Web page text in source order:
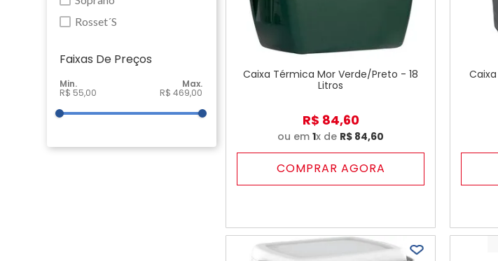
Rosset´S
Faixas De Preço
R$ 55,00 R$ 469,00
Caixa Térmica Mor Verde/Preto - 18
Litros
R$ 84,60
ou em1x de R$ 84,60
COMPRAR AGORA